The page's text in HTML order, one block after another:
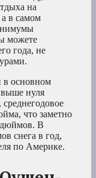
на
в самом
можете
года, не
в основном
нуля
что заметно
дюймов. В
снега в год,
по Америке.